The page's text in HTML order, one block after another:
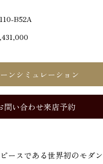
B52A
ンシミュレーション
問い合わせ来店予約
ースである世界初のモダ